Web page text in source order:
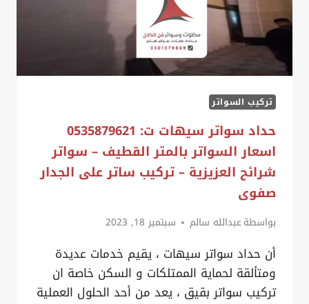
بالقطيف
–
سواتر
لكسان
–
سواتر
قماش
حراج
الدمام
تركيب السواتر
حداد سواتر سيهات ت: 0535879621
اسعار السواتر بالمتر القطيف – سواتر
شرائح العزيزية – تركيب ساتر على الجدار
صفوى
بواسطةعبدالله سالم سبتمبر 18, 2023
أن حداد سواتر سيهات ، يقيم خدمات عديدة
ومتألقة لحماية الممتلكات و السكن خاصة ان
تركيب سواتر بقيق ، يعد من أحد الحلول العملية